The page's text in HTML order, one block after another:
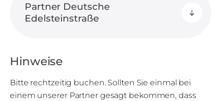
Partner Deutsche
Edelsteinstraße
Hinweise
Bitte rechtzeitig buchen. Sollten Sie einmal bei
einem unserer Partner gesagt bekommen, dass